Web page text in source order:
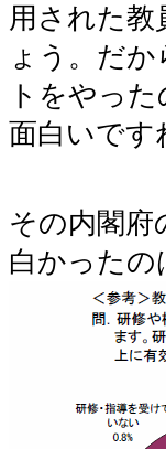
用された
ょう。だ
トをやっ
面白いです
その内閣府
白かったの